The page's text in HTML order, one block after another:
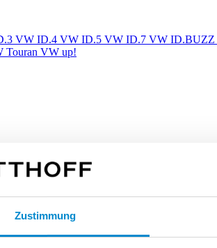
Zustimmung
VW ID.4 VW ID.5 VW ID.7 VW ID.BUZZ
Touran VW up!